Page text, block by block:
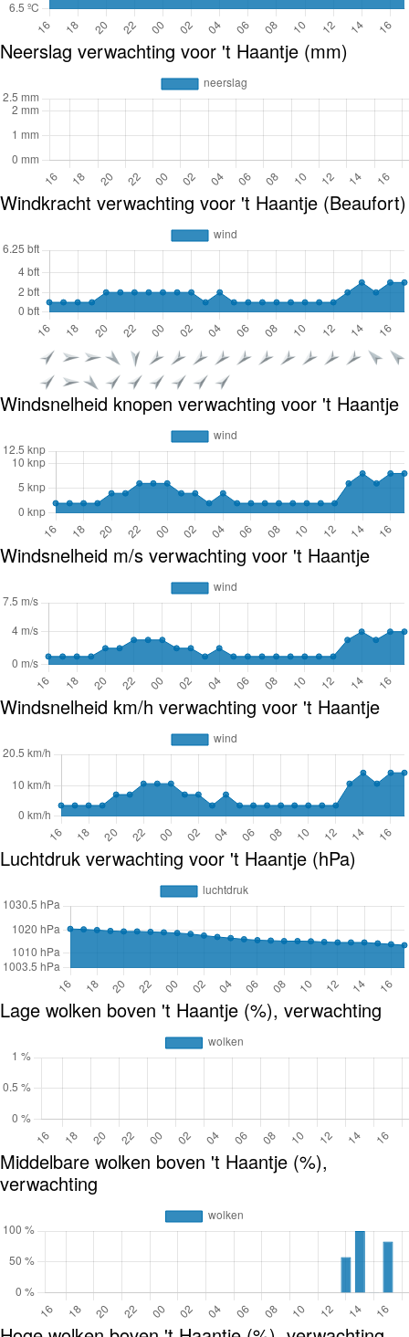
Neerslag verwachting voor 't Haantje (mm)
Windkracht verwachting voor 't Haantje (Beaufort)
Windsnelheid knopen verwachting voor 't Haantje
Windsnelheid m/s verwachting voor 't Haantje
Windsnelheid km/h verwachting voor 't Haantje
Luchtdruk verwachting voor 't Haantje (hPa)
Lage wolken boven 't Haantje (%), verwachting
Middelbare wolken boven 't Haantje (%),
verwachting